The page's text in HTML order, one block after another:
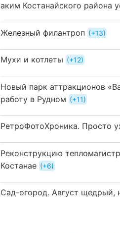
аким Костанайского района
Железный филантроп +13
Мухи и котлеты +12
Новый парк аттракционов
работу в Рудном
+11
РетроФотоХроника. Просто
Реконструкцию
Костанае
+6
Сад-огород. Август щедрый,